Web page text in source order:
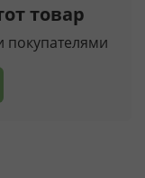
товар
покупателями